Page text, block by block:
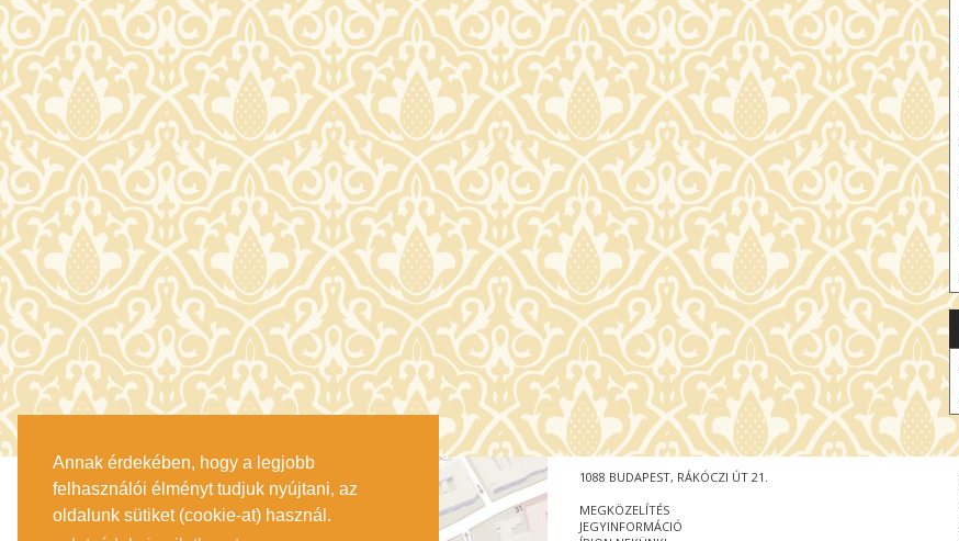
Annak érdekében, hogy a legjobb
felhasználói élményt tudjuk nyújtani, az
oldalunk sütiket (cookie-at) használ.
1088 BUDAPEST, RÁKÓCZI ÚT 21.
MEGKÖZELÍTÉS
JEGYINFORMÁCIÓ